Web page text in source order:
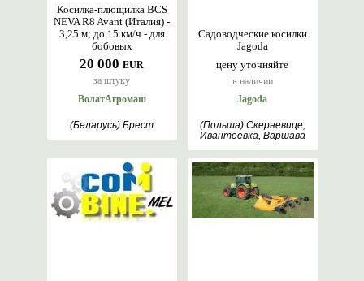
20 000 EUR
за штуку
Косилка-плющилка BCS
NEVA R8 Avant (Италия) -
3,25 м; до 15 км/ч - для
бобовых
ВолатАгромаш
(Беларусь) Брест
цену уточняйте
в наличии
Садоводческие косилки
Jagoda
Jagoda
(Польша) Скерневице,
Ивантеевка, Варшава